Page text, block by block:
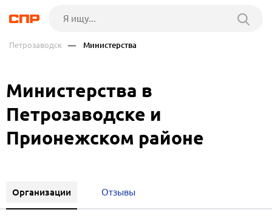
Петрозаводск — Министерства
Министерства в
Петрозаводске и
Прионежском районе
Организации Отзывы